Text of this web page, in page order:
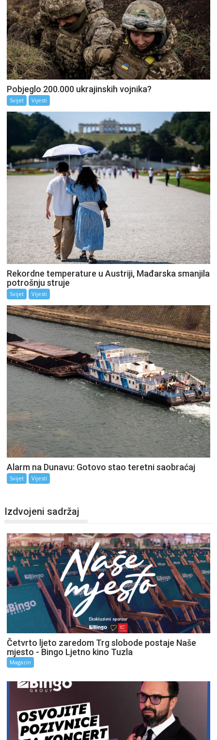
Pobjeglo 200.000 ukrajinskih vojnika?
Svijet Vijesti
Rekordne temperature u Austriji, Mađarska smanjila
potrošnju struje
Svijet Vijesti
Alarm na Dunavu: Gotovo stao teretni saobraćaj
Svijet Vijesti
Izdvojeni sadržaj
Četvrto ljeto zaredom Trg slobode postaje Naše
mjesto - Bingo Ljetno kino Tuzla
Magazin